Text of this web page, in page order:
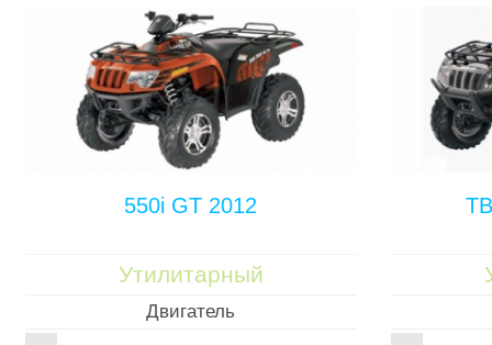
550i GT 2012
Утилитарный
Двигатель